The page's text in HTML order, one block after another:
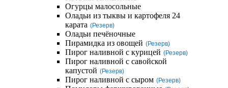
Огурцы малосольные
Оладьи из тыквы и картофеля 24
карата (Резерв)
Оладьи печёночные
Пирамидка из овощей (Резерв)
Пирог наливной с курицей (Резерв)
Пирог наливной с савойской
капустой (Резерв)
Пирог наливной с сыром (Резерв)